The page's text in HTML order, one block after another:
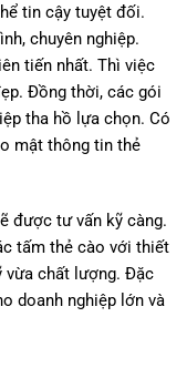
tin cậy tuyệt đối.
chuyên nghiệp.
tiến nhất. Thì việc
Đồng thời, các gói
tha hồ lựa chọn. Có
mật thông tin thẻ
được tư vấn kỹ càng.
tấm thẻ cào với thiết
vừa chất lượng. Đặc
doanh nghiệp lớn và